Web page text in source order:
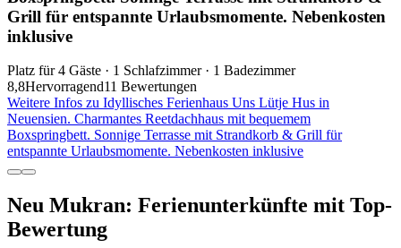
Grill für entspannte Urlaubsmomente. Nebenkosten
inklusive
Platz für 4 Gäste · 1 Schlafzimmer · 1 Badezimmer
8,8Hervorragend11 Bewertungen
Weitere Infos zu Idyllisches Ferienhaus Uns Lütje Hus in
Neuensien. Charmantes Reetdachhaus mit bequemem
Boxspringbett. Sonnige Terrasse mit Strandkorb & Grill für
entspannte Urlaubsmomente. Nebenkosten inklusive
Neu Mukran: Ferienunterkünfte mit Top-
Bewertung